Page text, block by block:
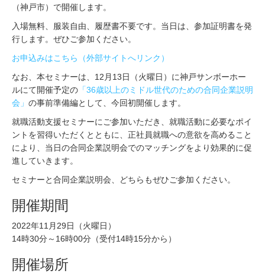
（神戸市）で開催します。
入場無料、服装自由、履歴書不要です。当日は、参加証明書を発
行します。ぜひご参加ください。
お申込みはこちら（外部サイトへリンク）
なお、本セミナーは、12月13日（火曜日）に神戸サンボーホー
ルにて開催予定の 「36歳以上のミドル世代のための合同企業説明
会」 の事前準備編として、今回初開催します。
就職活動支援セミナーにご参加いただき、就職活動に必要なポイ
ントを習得いただくとともに、正社員就職への意欲を高めること
により、当日の合同企業説明会でのマッチングをより効果的に促
進していきます。
セミナーと合同企業説明会、どちらもぜひご参加ください。
開催期間
2022年11月29日（火曜日）
14時30分～16時00分（受付14時15分から）
開催場所